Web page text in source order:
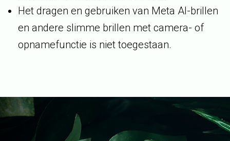
Het dragen en gebruiken van Meta AI-brillen
en andere slimme brillen met camera- of
opnamefunctie is niet toegestaan.